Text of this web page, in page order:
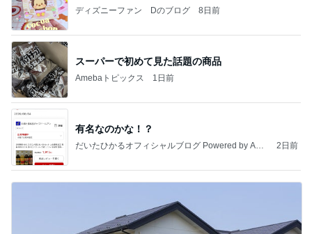
ディズニーファン Dのブログ 8日前
スーパーで初めて見た話題の商品
Amebaトピックス 1日前
有名なのかな！？
だいたひかるオフィシャルブログ Powered by Ame
2日前